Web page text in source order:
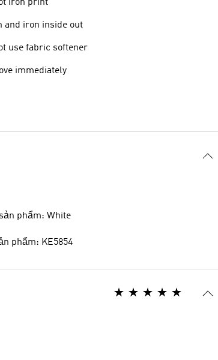
iron print
and iron inside out
use fabric softener
immediately
phẩm: White
phẩm: KE5854